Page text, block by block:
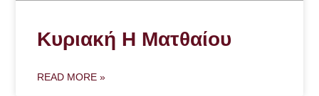
Κυριακή Η Ματθαίου
READ MORE »